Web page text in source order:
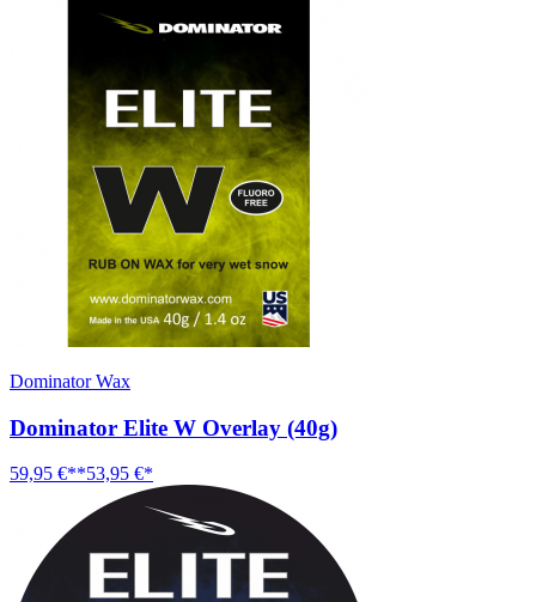
Dominator Wax
Dominator Elite W Overlay (40g)
59,95 €**53,95 €*